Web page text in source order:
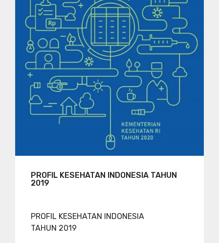
PROFIL KESEHATAN INDONESIA TAHUN
2019
PROFIL KESEHATAN INDONESIA
TAHUN 2019